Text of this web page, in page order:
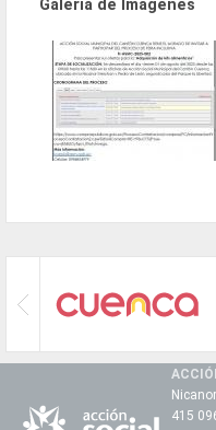
Galería de Imágenes
415